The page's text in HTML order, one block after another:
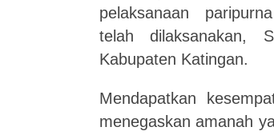
pelaksanaan
telahdilaksanakan,
Kabupaten Katingan.
Mendapatkan
menegaskan amanah